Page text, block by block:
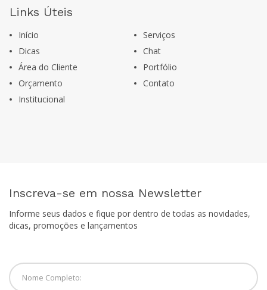
Links Úteis
Início
Serviços
Dicas
Chat
Área do Cliente
Portfólio
Orçamento
Contato
Institucional
Inscreva-se em nossa Newsletter
Informe seus dados e fique por dentro de todas as novidades,
dicas, promoções e lançamentos